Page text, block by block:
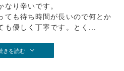
り辛いです。
ても待ち時間が長いので何とか
も優しく丁寧です。とく...
きを読む